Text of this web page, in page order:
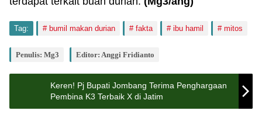
Tag: bumil makan durian fakta ibu hamil mitos
Penulis: Mg3 Editor: Anggi Fridianto
Keren! Pj Bupati Jombang Terima Penghargaan
Pembina K3 Terbaik X di Jatim